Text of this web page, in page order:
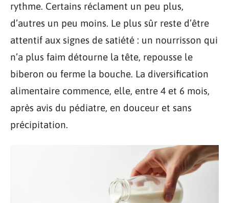
rythme. Certains réclament un peu plus,
d’autres un peu moins. Le plus sûr reste d’être
attentif aux signes de satiété : un nourrisson qui
n’a plus faim détourne la tête, repousse le
biberon ou ferme la bouche. La diversification
alimentaire commence, elle, entre 4 et 6 mois,
après avis du pédiatre, en douceur et sans
précipitation.